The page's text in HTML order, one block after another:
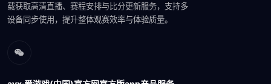
载获取高清直播、赛程安排与比分更新服务，支持多
设备同步使用，提升整体观赛效率与体验质量。